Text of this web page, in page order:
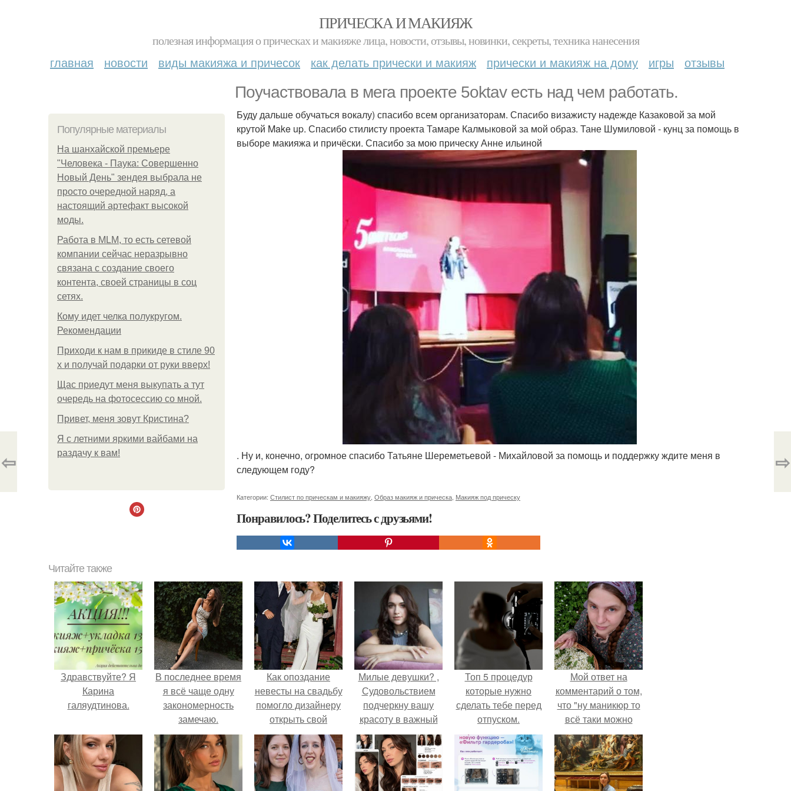
ПРИЧЕСКА И МАКИЯЖ
полезная информация о прическах и макияже лица, новости, отзывы, новинки, секреты, техника нанесения
главная новости виды макияжа и причесок как делать прически и макияж прически и макияж на дому игры отзывы
Поучаствовала в мега проекте 5oktav есть над чем работать.
Популярные материалы
На шанхайской премьере
"Человека - Паука: Совершенно
Новый День" зендея выбрала не
просто очередной наряд, а
настоящий артефакт высокой
моды.
Работа в MLM, то есть сетевой
компании сейчас неразрывно
связана с создание своего
контента, своей страницы в соц
сетях.
Кому идет челка полукругом.
Рекомендации
Приходи к нам в прикиде в стиле 90
х и получай подарки от руки вверх!
Щас приедут меня выкупать а тут
очередь на фотосессию со мной.
Привет, меня зовут Кристина?
Я с летними яркими вайбами на
раздачу к вам!
Буду дальше обучаться вокалу) спасибо всем организаторам. Спасибо визажисту надежде Казаковой за мой
крутой Make up. Спасибо стилисту проекта Тамаре Калмыковой за мой образ. Тане Шумиловой - кунц за помощь в
выборе макияжа и причёски. Спасибо за мою прическу Анне ильиной
. Ну и, конечно, огромное спасибо Татьяне Шереметьевой - Михайловой за помощь и поддержку ждите меня в
следующем году?
Категории: Стилист по прическам и макияжу Образ макияж и прическа Макияж под прическу
Понравилось? Поделитесь с друзьями!
⇦ ⇨
Читайте также
Здравствуйте? Я
Карина
галяудтинова.
В последнее время
я всё чаще одну
закономерность
замечаю.
Как опоздание
невесты на свадьбу
помогло дизайнеру
открыть свой
бренд.
Милые девушки? ,
Судовольствием
подчеркну вашу
красоту в важный
для вас день?
Топ 5 процедур
которые нужно
сделать тебе перед
отпуском.
Мой ответ на
комментарий о том,
что "ну маникюр то
всё таки можно
было бы сделать.